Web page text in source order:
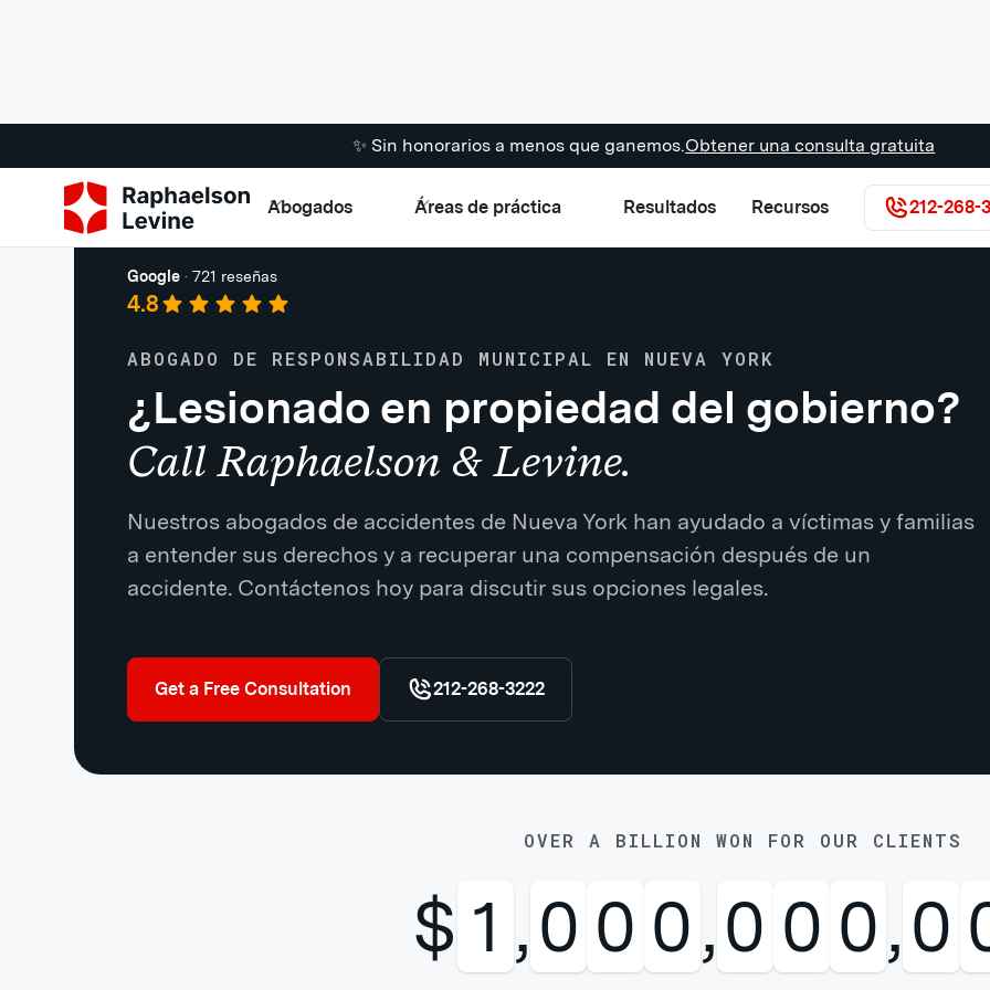
✨ Sin honorarios a menos que ganemos.Obtener una consulta gratuita
Abogados Áreas de práctica Resultados Recursos
212-268-
Responsabilidad de los locales
Google · 721 reseñas
4.8
ABOGADO DE RESPONSABILIDAD MUNICIPAL EN NUEVA YORK
¿Lesionado en propiedad del gobierno?
Call Raphaelson & Levine.
Nuestros abogados de accidentes de Nueva York han ayudado a víctimas y familias
a entender sus derechos y a recuperar una compensación después de un
accidente. Contáctenos hoy para discutir sus opciones legales.
Get a Free Consultation 212-268-3222
OVER A BILLION WON FOR OUR CLIENTS
$ 1 ,0 0 0,0 0 0,0